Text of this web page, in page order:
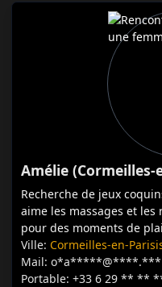
Amélie (Cormeilles-
Recherche de jeux
aime les massages et
pour des moments de
Ville: Cormeilles-en-
Mail: o*a*****@****.***
Portable: +33 6 29 ** **